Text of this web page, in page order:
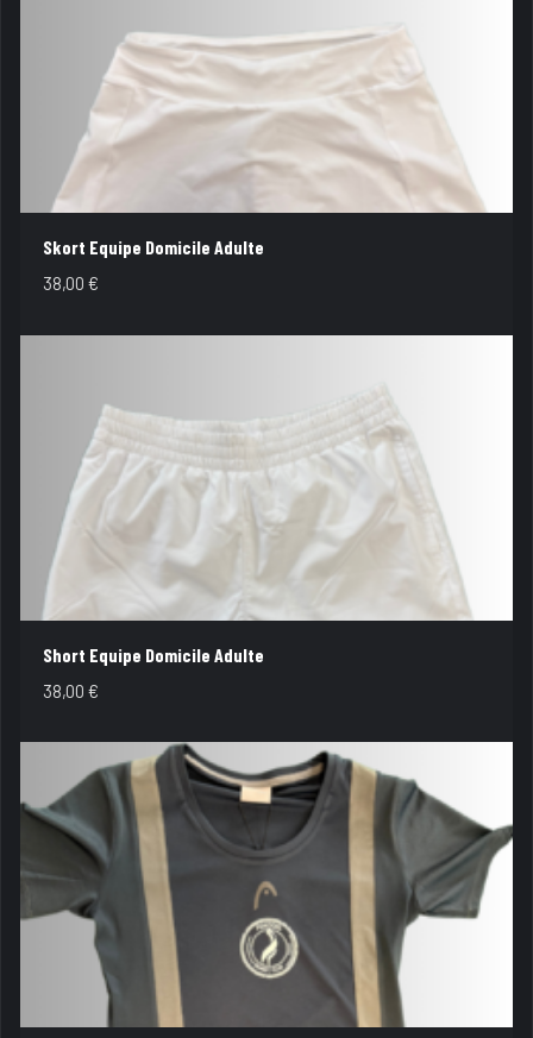
Skort Equipe Domicile Adulte
38,00€
Short Equipe Domicile Adulte
38,00€